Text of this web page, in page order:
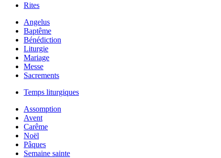
Rites
Angelus
Baptême
Bénédiction
Liturgie
Mariage
Messe
Sacrements
Temps liturgiques
Assomption
Avent
Carême
Noël
Pâques
Semaine sainte